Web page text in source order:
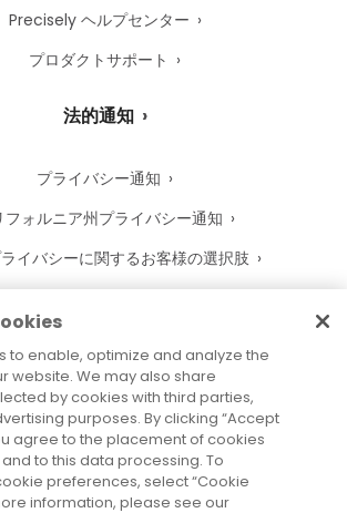
Precisely ヘルプセンター
プロダクトサポート
法的通知
プライバシー通知
フォルニア州プライバシー通知
イバシーに関するお客様の選択肢
利用規約
商標
法人
利用規約
to enable, optimize and analyze the
website. We may also share
by cookies with third parties,
purposes. By clicking “Accept
agree to the placement of cookies
to this data processing. To
preferences, select “Cookie
information, please see our